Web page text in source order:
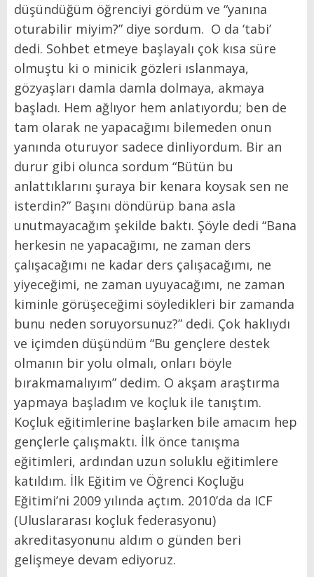
düşündüğüm öğrenciyi gördüm ve “yanına
oturabilir miyim?” diye sordum. O da ‘tabi’
dedi. Sohbet etmeye başlayalı çok kısa süre
olmuştu ki o minicik gözleri ıslanmaya,
gözyaşları damla damla dolmaya, akmaya
başladı. Hem ağlıyor hem anlatıyordu; ben de
tam olarak ne yapacağımı bilemeden onun
yanında oturuyor sadece dinliyordum. Bir an
durur gibi olunca sordum “Bütün bu
anlattıklarını şuraya bir kenara koysak sen ne
isterdin?” Başını döndürüp bana asla
unutmayacağım şekilde baktı. Şöyle dedi “Bana
herkesin ne yapacağımı, ne zaman ders
çalışacağımı ne kadar ders çalışacağımı, ne
yiyeceğimi, ne zaman uyuyacağımı, ne zaman
kiminle görüşeceğimi söyledikleri bir zamanda
bunu neden soruyorsunuz?” dedi. Çok haklıydı
ve içimden düşündüm “Bu gençlere destek
olmanın bir yolu olmalı, onları böyle
bırakmamalıyım” dedim. O akşam araştırma
yapmaya başladım ve koçluk ile tanıştım.
Koçluk eğitimlerine başlarken bile amacım hep
gençlerle çalışmaktı. İlk önce tanışma
eğitimleri, ardından uzun soluklu eğitimlere
katıldım. İlk Eğitim ve Öğrenci Koçluğu
Eğitimi’ni 2009 yılında açtım. 2010’da da ICF
(Uluslararası koçluk federasyonu)
akreditasyonunu aldım o günden beri
gelişmeye devam ediyoruz.